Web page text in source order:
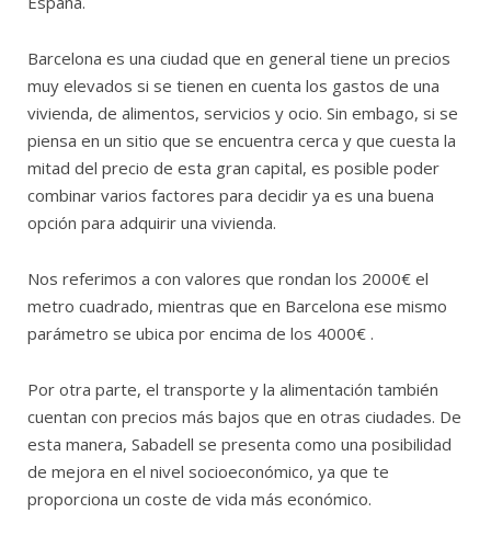
Barcelona es una ciudad que en general tiene un precios
muy elevados si se tienen en cuenta los gastos de una
vivienda, de alimentos, servicios y ocio. Sin embago, si se
piensa en un sitio que se encuentra cerca y que cuesta la
mitad del precio de esta gran capital, es posible poder
combinar varios factores para decidir ya es una buena
opción para adquirir una vivienda.
Nos referimos a con valores que rondan los 2000€ el
metro cuadrado, mientras que en Barcelona ese mismo
parámetro se ubica por encima de los 4000€ .
Por otra parte, el transporte y la alimentación también
cuentan con precios más bajos que en otras ciudades. De
esta manera, Sabadell se presenta como una posibilidad
de mejora en el nivel socioeconómico, ya que te
proporciona un coste de vida más económico.